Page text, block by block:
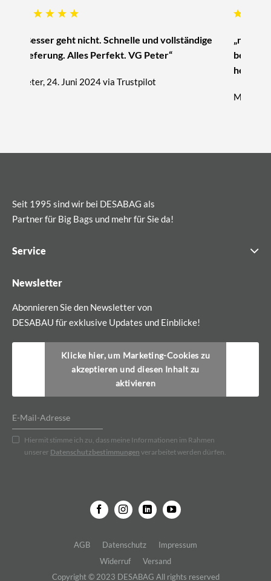
„Besser geht nicht. Schnelle und vollständige
Lieferung. Alles Perfekt. VG Peter“
Peter, 24. Juni 2024 via Trustpilot
„nur zu
Michael,
Seit 1995 sind wir bei DESABAG als
Partner für Big Bags und mehr für Sie da!
Service
Newsletter
Abonnieren Sie den Newsletter von
DESABAU für exklusive Updates und Einblicke!
Klicke hier, um Marketing-Cookies zu
akzeptieren und diesen Inhalt zu
aktivieren
Hiermit stimme ich zu, dass meine Informationen im Rahmen
unserer Datenschutzbestimmungen verarbeitet werden dürfen.
Copyright © 2023 DESABAG All rights reserved
AGB Datenschutz
Impressum
Widerruf
Versand